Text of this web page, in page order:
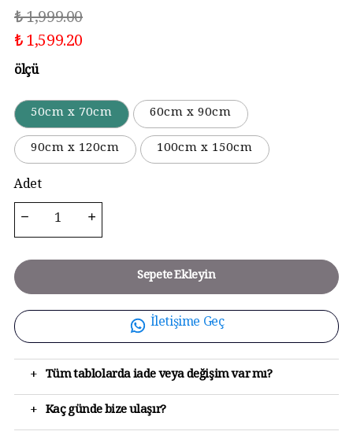
₺ 1,999.00
₺ 1,599.20
ölçü
50cm x 70cm
60cm x 90cm
90cm x 120cm
100cm x 150cm
Adet
Sepete Ekleyin
İletişime Geç
+ Tüm tablolarda iade veya değişim var mı?
+ Kaç günde bize ulaşır?